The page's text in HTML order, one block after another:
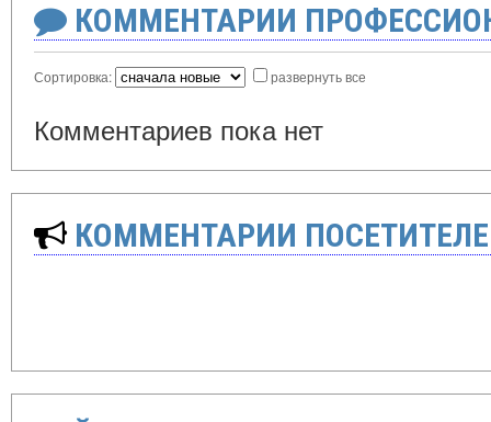
КОММЕНТАРИИ
Сортировка: развернуть все
Комментариев пока нет
КОММЕНТАРИИ